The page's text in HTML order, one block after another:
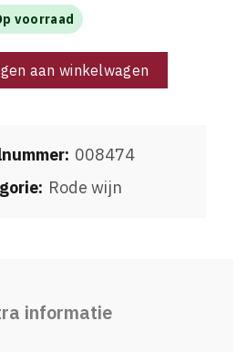
voorraad
aan winkelwagen
008474
Rode wijn
informatie